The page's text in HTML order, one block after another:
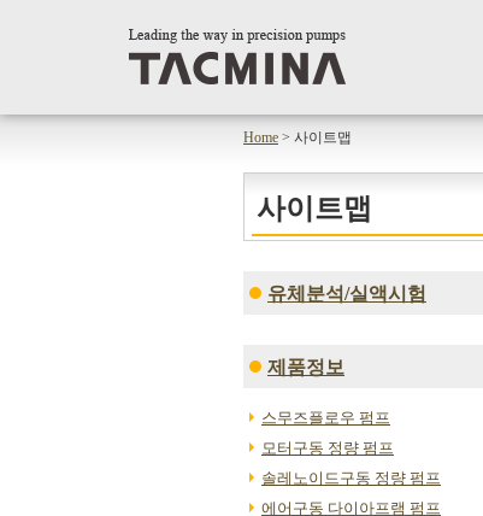
Home > 사이트맵
사이트맵
유체분석/실액시험
제품정보
스무즈플로우 펌프
모터구동 정량 펌프
솔레노이드구동 정량 펌프
에어구동 다이아프램 펌프